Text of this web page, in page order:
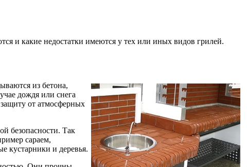
и какие недостатки имеются у тех или иных видов грилей.
из бетона,
дождя или снега
от атмосферных
безопасности. Так
сараем,
кустарники и деревья.